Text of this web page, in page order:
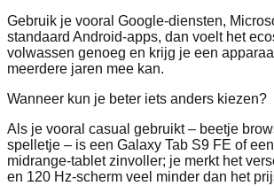
Gebruik je vooral Google‑diensten,
standaard Android‑apps, dan voelt het
volwassen genoeg en krijg je een
meerdere jaren mee kan.
Wanneer kun je beter iets anders kiezen?
Als je vooral casual gebruikt – beetje
spelletje – is een Galaxy Tab S9 FE of
midrange‑tablet zinvoller; je merkt het
en 120 Hz‑scherm veel minder dan het